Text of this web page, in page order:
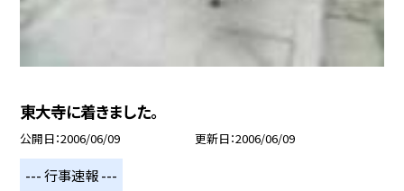
東大寺に着きました。
公開日 2006/06/09 更新日 2006/06/09
--- 行事速報 ---